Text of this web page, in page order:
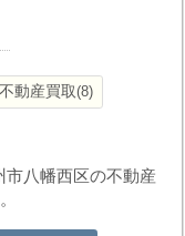
不動産買取 8
八幡西区の不動産